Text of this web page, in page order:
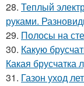
28. Теплый
руками.
29. Полосы на
30. Какую
Какая брусчатка
31. Газон уход